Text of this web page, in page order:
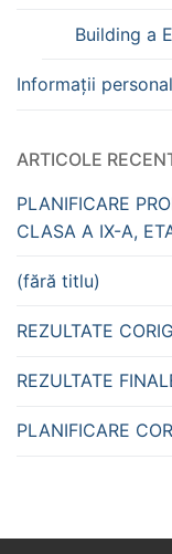
Building a
Informații
ARTICOLE
PLANIFICARE
CLASA A IX-A,
(fără titlu)
REZULTATE
REZULTATE
PLANIFICARE